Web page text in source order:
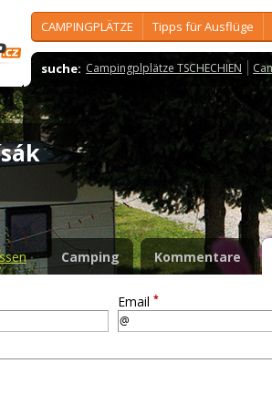
CAMPINGPLÄTZE Tipps für Ausflüge
suche: Campingplplätze TSCHECHIEN
Camping Kommentare
Email *